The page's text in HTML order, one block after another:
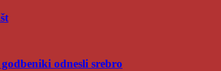
odnesli srebro